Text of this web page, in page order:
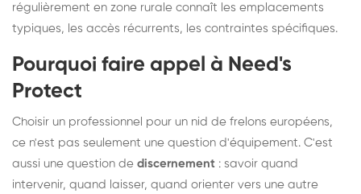
régulièrement en zone rurale connaît les emplacements
typiques, les accès récurrents, les contraintes spécifiques.
Pourquoi faire appel à Need's
Protect
Choisir un professionnel pour un nid de frelons européens,
ce n'est pas seulement une question d'équipement. C'est
aussi une question de discernement : savoir quand
intervenir, quand laisser, quand orienter vers une autre